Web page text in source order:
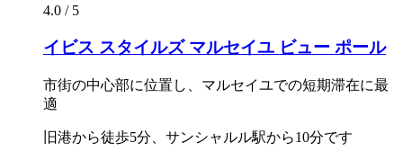
4.0 / 5
イビス スタイルズ マルセイユ ビュー ポール
市街の中心部に位置し、マルセイユでの短期滞在に最
適
旧港から徒歩5分、サンシャルル駅から10分です